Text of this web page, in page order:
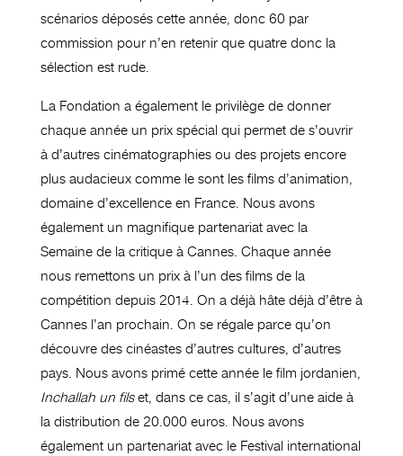
scénarios déposés cette année, donc 60 par
commission pour n’en retenir que quatre donc la
sélection est rude.
La Fondation a également le privilège de donner
chaque année un prix spécial qui permet de s’ouvrir
à d’autres cinématographies ou des projets encore
plus audacieux comme le sont les films d’animation,
domaine d’excellence en France. Nous avons
également un magnifique partenariat avec la
Semaine de la critique à Cannes. Chaque année
nous remettons un prix à l’un des films de la
compétition depuis 2014. On a déjà hâte déjà d’être à
Cannes l’an prochain. On se régale parce qu’on
découvre des cinéastes d’autres cultures, d’autres
pays. Nous avons primé cette année le film jordanien,
Inchallah un filset, dans ce cas, il s’agit d’une aide à
la distribution de 20.000 euros. Nous avons
également un partenariat avec le Festival international